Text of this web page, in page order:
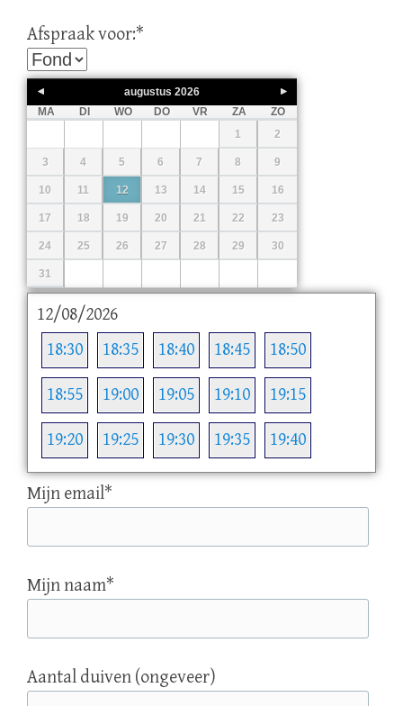
Afspraak voor:*
augustus 2026
MA
DI WO DO VR ZA
ZO
1
2
3 4 5 6 7 8 9
10 11 12 13 14 15 16
17 18 19 20 21 22 23
24 25 26 27 28 29 30
31
12/08/2026
18:30
18:35 18:40 18:45 18:50
18:55 19:00 19:05 19:10 19:15
19:20 19:25 19:30 19:35 19:40
Mijn email*
Mijn naam*
Aantal duiven (ongeveer)